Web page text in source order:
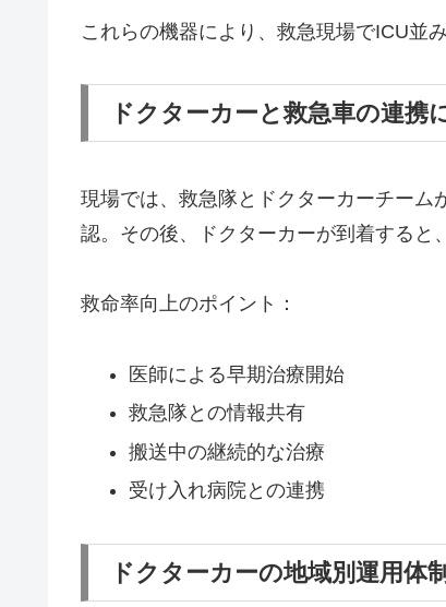
これらの機器により、救急現場でICU並
ドクターカーと救急車の連携
現場では、救急隊とドクターカーチーム
認。その後、ドクターカーが到着すると
救命率向上のポイント：
医師による早期治療開始
救急隊との情報共有
搬送中の継続的な治療
受け入れ病院との連携
ドクターカーの地域別運用体